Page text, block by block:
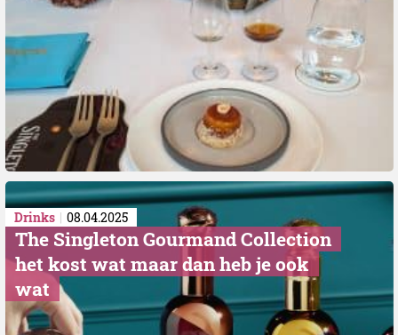
Drinks 08.04.2025
The Singleton Gourmand Collection
het kost wat maar dan heb je ook
wat